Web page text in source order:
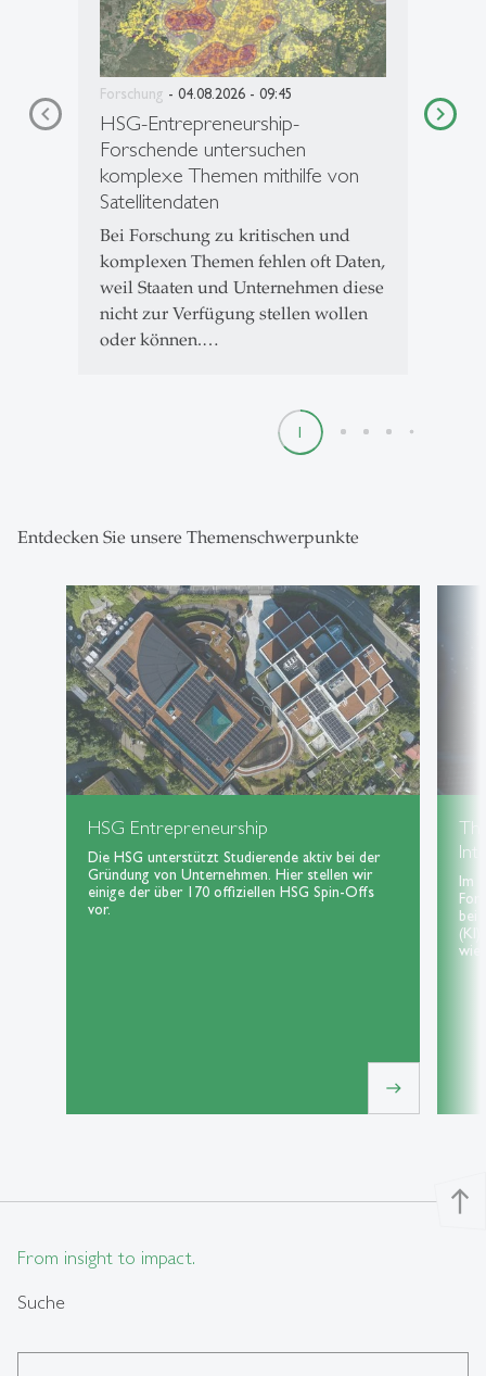
Forschung - 04.08.2026 - 09:45
HSG-Entrepreneurship-
Forschende untersuchen
komplexe Themen mithilfe von
Satellitendaten
Bei Forschung zu kritischen und
komplexen Themen fehlen oft Daten,
weil Staaten und Unternehmen diese
nicht zur Verfügung stellen wollen
oder können.…
1 2 3 4 5
Entdecken Sie unsere Themenschwerpunkte
HSG Entrepreneurship
Die HSG unterstützt Studierende aktiv bei der
Gründung von Unternehmen. Hier stellen wir
einige der über 170 offiziellen HSG Spin-Offs
vor.
east
Im
bei
(KI)
wie
north
From insight to impact.
Suche